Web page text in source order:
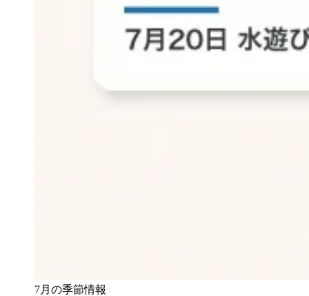
7月の季節情報